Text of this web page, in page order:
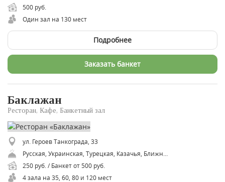
500 руб.
Один зал на 130 мест
Подробнее
Заказать банкет
Баклажан
Ресторан, Кафе, Банкетный зал
ул. Героев Танкограда, 33
250 руб. / Банкет от 500 руб.
4 зала на 35, 60, 80 и 120 мест